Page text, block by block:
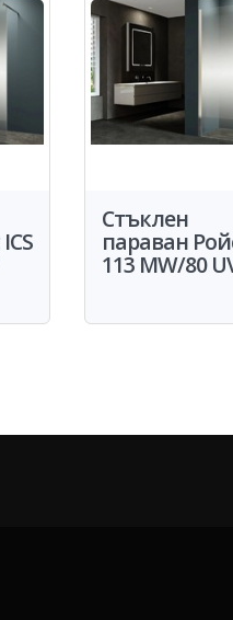
Стъклен
параван
113 MW/80